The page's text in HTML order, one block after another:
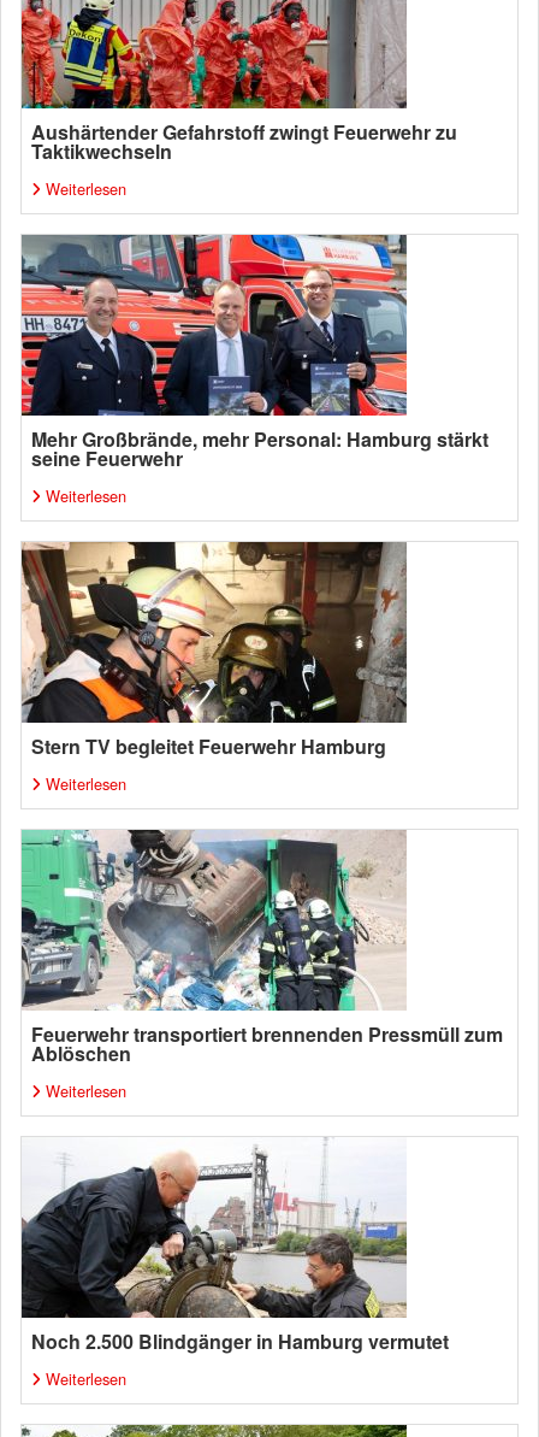
Aushärtender Gefahrstoff zwingt Feuerwehr zu
Taktikwechseln
Weiterlesen
Mehr Großbrände, mehr Personal: Hamburg stärkt
seine Feuerwehr
Weiterlesen
Stern TV begleitet Feuerwehr Hamburg
Weiterlesen
Feuerwehr transportiert brennenden Pressmüll zum
Ablöschen
Weiterlesen
Noch 2.500 Blindgänger in Hamburg vermutet
Weiterlesen